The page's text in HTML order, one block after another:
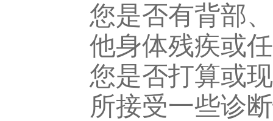
您是否有背部
他身体残疾或
您是否打算或
所接受一些诊